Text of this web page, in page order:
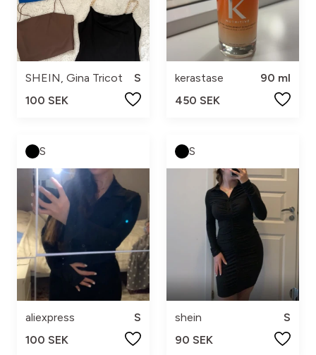
SHEIN, Gina Tricot
S
100 SEK
kerastase
90 ml
450 SEK
S
aliexpress
S
100 SEK
S
shein
S
90 SEK